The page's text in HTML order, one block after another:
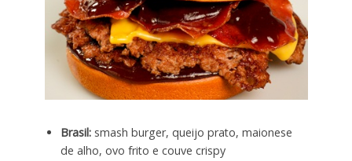
Brasil:smash burger, queijo prato, maionese
de alho, ovo frito e couve crispy